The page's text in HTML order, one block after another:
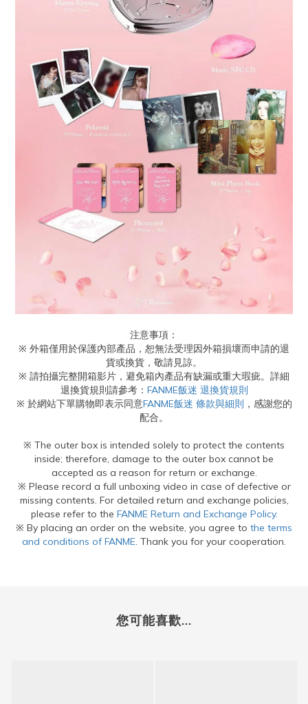
注意事項：
※ 外箱僅用於保護內部產品，恕無法受理因外箱損壞而申請的退
貨或換貨，敬請見諒。
※ 請拍攝完整開箱影片，避免箱內產品有缺漏或重大瑕疵。詳細
退換貨規則請參考： FANME飯迷 退換貨規則
※ 於網站下單購物即表示同意FANME飯迷 條款與細則 ，感謝您的
配合。
※ The outer box is intended solely to protect the contents
inside; therefore, damage to the outer box cannot be
accepted as a reason for return or exchange.
※ Please record a full unboxing video in case of defective or
missing contents. For detailed return and exchange policies,
please refer to the FANME Return and Exchange Policy.
※ By placing an order on the website, you agree to the terms
and conditions of FANME. Thank you for your cooperation.
您可能喜歡...